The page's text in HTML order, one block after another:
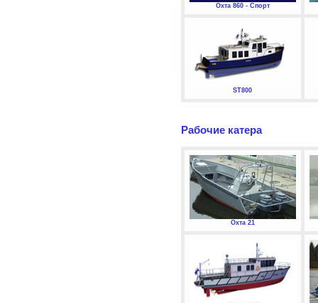
Охта 860 - Спорт
ST800
Рабочие катера
Охта 21